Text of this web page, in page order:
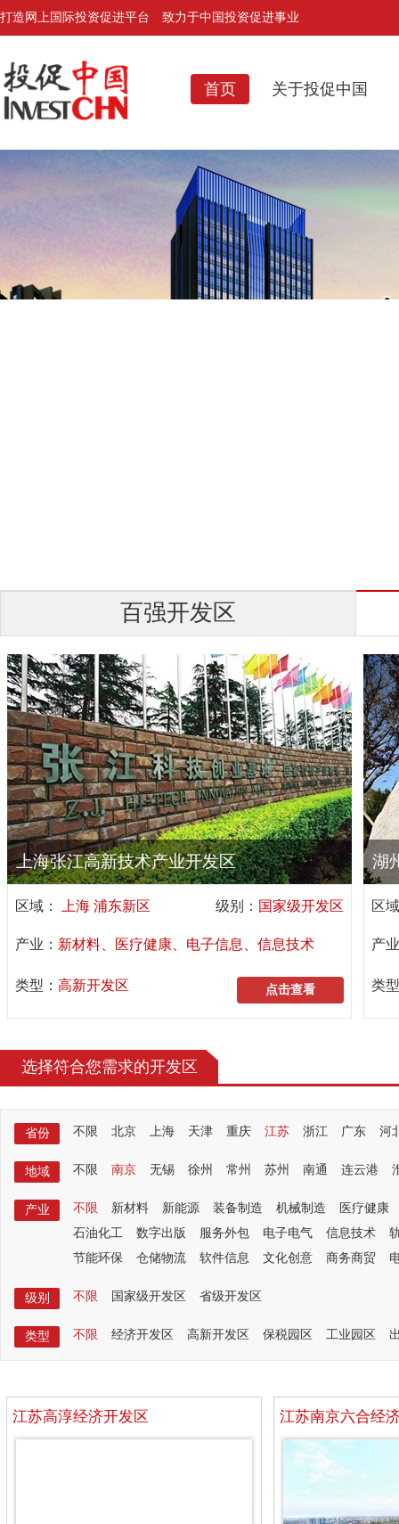
打造网上国际投资促进平台 致力于中国投资促进事业
首页 关于投促中国
百强开发区
上海张江高新技术产业开发区
区域： 上海 浦东新区 级别： 国家级开发区
产业： 新材料、医疗健康、电子信息、信息技术
类型： 高新开发区 点击查看
湖
区
产
类
选择符合您需求的开发区
省份 不限 北京 上海 天津 重庆 江苏 浙江 广东 河
地域 不限 南京 无锡 徐州 常州 苏州 南通 连云港
产业 不限 新材料 新能源 装备制造 机械制造
医疗健康
石油化工
数字出版 服务外包 电子电气 信息技术
节能环保
仓储物流 软件信息 文化创意 商务商贸
级别 不限 国家级开发区 省级开发区
类型 不限 经济开发区 高新开发区 保税园区 工业园区
江苏高淳经济开发区 江苏南京六合经